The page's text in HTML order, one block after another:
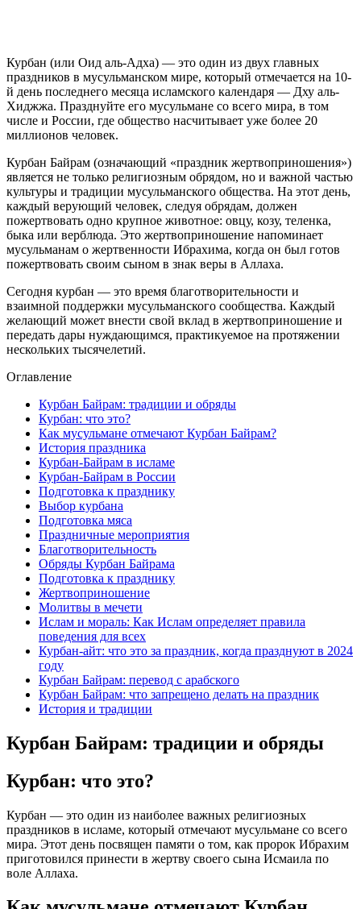
Курбан (или Оид аль-Адха) — это один из двух главных
праздников в мусульманском мире, который отмечается на 10-
й день последнего месяца исламского календаря — Дху аль-
Хиджжа. Празднуйте его мусульмане со всего мира, в том
числе и России, где общество насчитывает уже более 20
миллионов человек.
Курбан Байрам (означающий «праздник жертвоприношения»)
является не только религиозным обрядом, но и важной частью
культуры и традиции мусульманского общества. На этот день,
каждый верующий человек, следуя обрядам, должен
пожертвовать одно крупное животное: овцу, козу, теленка,
быка или верблюда. Это жертвоприношение напоминает
мусульманам о жертвенности Ибрахима, когда он был готов
пожертвовать своим сыном в знак веры в Аллаха.
Сегодня курбан — это время благотворительности и
взаимной поддержки мусульманского сообщества. Каждый
желающий может внести свой вклад в жертвоприношение и
передать дары нуждающимся, практикуемое на протяжении
нескольких тысячелетий.
Оглавление
Курбан Байрам: традиции и обряды
Курбан: что это?
Как мусульмане отмечают Курбан Байрам?
История праздника
Курбан-Байрам в исламе
Курбан-Байрам в России
Подготовка к празднику
Выбор курбана
Подготовка мяса
Праздничные мероприятия
Благотворительность
Обряды Курбан Байрама
Подготовка к празднику
Жертвоприношение
Молитвы в мечети
Ислам и мораль: Как Ислам определяет правила
поведения для всех
Курбан-айт: что это за праздник, когда празднуют в 2024
году
Курбан Байрам: перевод с арабского
Курбан Байрам: что запрещено делать на праздник
История и традиции
Курбан Байрам: традиции и обряды
Курбан: что это?
Курбан — это один из наиболее важных религиозных
праздников в исламе, который отмечают мусульмане со всего
мира. Этот день посвящен памяти о том, как пророк Ибрахим
приготовился принести в жертву своего сына Исмаила по
воле Аллаха.